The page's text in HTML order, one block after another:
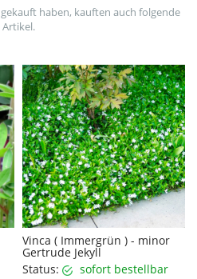
haben, kauften auch folgende
Artikel.
Vinca ( Immergrün ) - minor
Gertrude Jekyll
Status:
sofort bestellbar